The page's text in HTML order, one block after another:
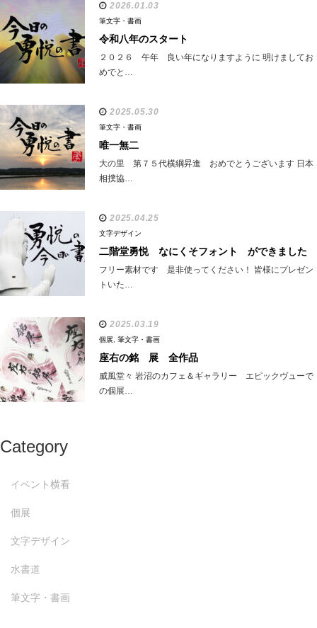
2026.01.03
筆文字・書画
令和八年のスタート
２０２６ 午年 良い年になりますように 明けましてお
めでと…
2025.05.30
筆文字・書画
唯一無二
大の里 第７５代横綱昇進 おめでとうございます 日本
相撲協…
2025.04.25
文字デザイン
二階堂勇悦 なにくそフォント ができました
フリー素材です 是非使ってください！ 皆様にプレゼン
トいた…
2025.03.19
個展 筆文字・書画
座右の銘 展 全作品
威風堂々 岩沼のカフェ＆ギャラリー エピックヴューで
の個展…
Category
イベント横看
個展
文字デザイン
水書道
筆文字・書画